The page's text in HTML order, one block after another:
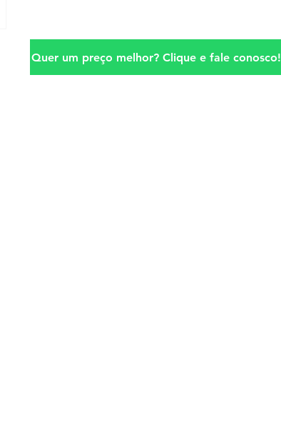
Quer um preço melhor? Clique e fale conosco!